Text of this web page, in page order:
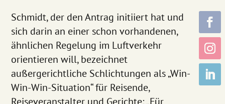
Schmidt, der den Antrag initiiert hat und
sich darin an einer schon vorhandenen,
ähnlichen Regelung im Luftverkehr
orientieren will, bezeichnet
außergerichtliche Schlichtungen als „Win-
Win-Win-Situation“ für Reisende,
Reiseveranstalter und Gerichte: „Für